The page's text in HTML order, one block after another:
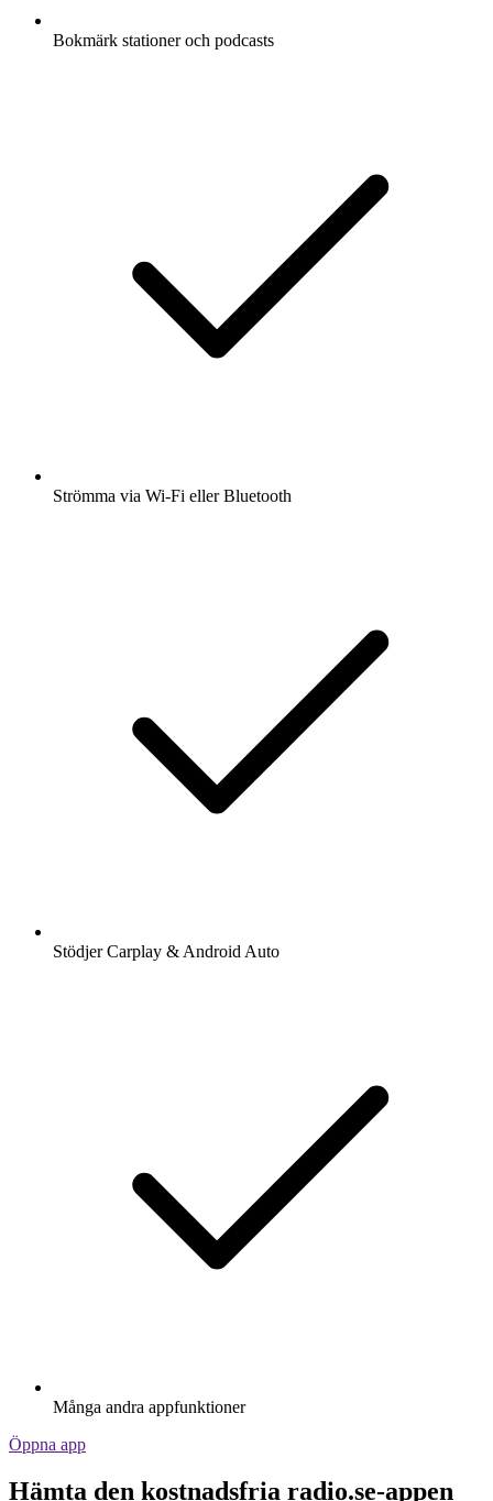
Bokmärk stationer och podcasts
Strömma via Wi-Fi eller Bluetooth
Stödjer Carplay & Android Auto
Många andra appfunktioner
Öppna app
Hämta den kostnadsfria radio.se-appen